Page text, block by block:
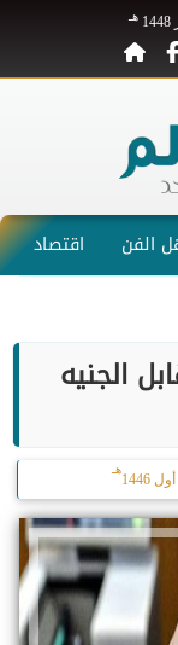
هـ
الفن اقتصاد
الجنيه
هـ